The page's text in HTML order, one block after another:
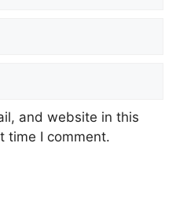
and website in this
time I comment.